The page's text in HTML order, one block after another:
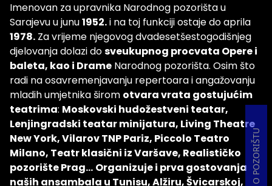
Imenovan za upravnika Narodnog pozorišta u
Sarajevu u junu1952.i na toj funkciji ostaje do aprila
1978. Za vrijeme njegovog dvadesetšestogodišnjeg
djelovanja dolazi dosveukupnog procvata Opere i
baleta, kao i Drame Narodnog pozorišta. Osim što
radi na osavremenjavanju repertoara i angažovanju
mladih umjetnika širom otvara vrata gostujućim
teatrima: Moskovski hudožestveni teatar,
Lenjingradski teatar minijatura, Living Theatre
New York, Vilarov TNP Pariz, Piccolo Teatro
Milano, Teatr klasični iz Varšave, Realističko
pozorište Prag... Organizuje i prva gostovanja
naših ansambala u Tunisu, Alžiru, Švicarskoj, O POZORIŠTU